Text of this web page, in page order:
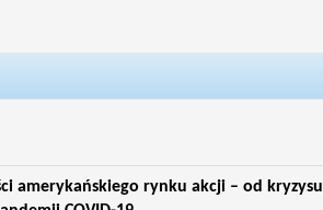
amerykańskiego rynku akcji – od kryzysu